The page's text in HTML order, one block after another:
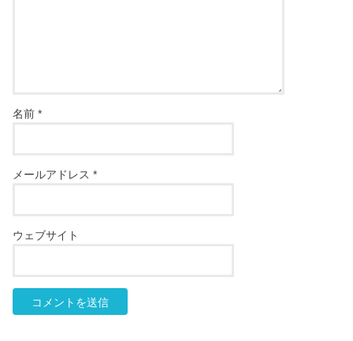
名前*
メールアドレス*
ウェブサイト